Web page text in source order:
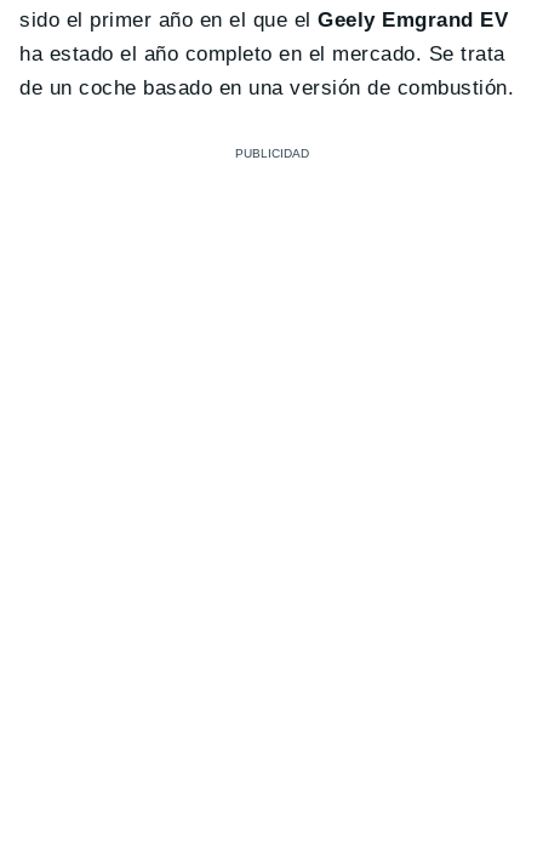
sido el primer año en el que elGeely Emgrand EV
ha estado el año completo en el mercado. Se trata
de un coche basado en una versión de combustión.